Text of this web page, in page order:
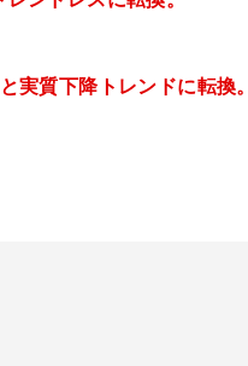
実質下降トレンドに転換。